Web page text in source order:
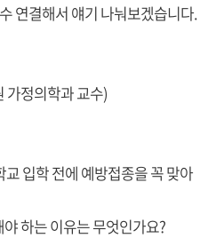
연결해서 얘기 나눠보겠습니다.
가정의학과 교수)
입학 전에 예방접종을 꼭 맞아
하는 이유는 무엇인가요?